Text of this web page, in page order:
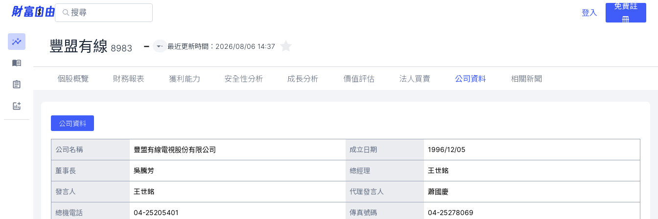
登入
免費註
冊
豐盟有線 8983 - - 最近更新時間： 2026/08/06 14:37
個股概覽 財務報表 獲利能力 安全性分析 成長分析 價值評估 法人買賣 公司資料 相關新聞
公司資料
公司名稱 豐盟有線電視股份有限公司 成立日期 1996/12/05
董事長 吳騰芳 總經理 王世銘
發言人 王世銘 代理發言人 蕭國慶
總機電話 04-25205401 傳真號碼 04-25278069